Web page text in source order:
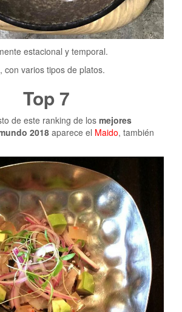
estacional y temporal.
con varios tipos de platos.
Top 7
de este ranking de los mejores
2018 aparece el Maido, también